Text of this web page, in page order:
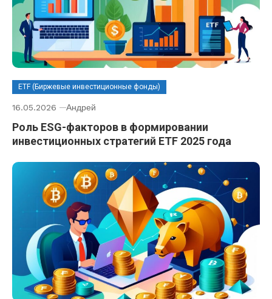
ETF (Биржевые инвестиционные фонды)
16.05.2026 Андрей
Роль ESG-факторов в формировании
инвестиционных стратегий ETF 2025 года